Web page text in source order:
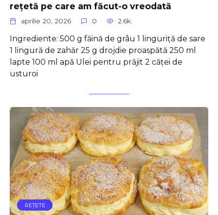
rețetă pe care am făcut-o vreodată
aprilie 20, 2026 0 2.6k.
Ingrediente: 500 g făină de grâu 1 linguriță de sare
1 lingură de zahăr 25 g drojdie proaspătă 250 ml
lapte 100 ml apă Ulei pentru prăjit 2 căței de
usturoi
REŢETE